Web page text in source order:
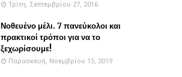
Τρίτη, Σεπτεμβρίου 27, 2016
Νοθευένο μέλι. 7 πανεύκολοι και
πρακτικοί τρόποι για να το
ξεχωρίσουμε!
Παρασκευή, Νοεμβρίου 15, 2019